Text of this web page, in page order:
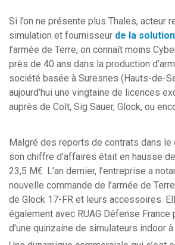
Si l’on ne présente plus Thales, acteur
simulation et fournisseur de la solution
l’armée de Terre, on connaît moins
près de 40 ans dans la production
société basée à Suresnes (Hauts-de-
aujourd’hui une vingtaine de licences
auprès de Colt, Sig Sauer, Glock, ou
Malgré des reports de contrats dans le
son chiffre d’affaires était en hausse
23,5 M€. L’an dernier, l’entreprise a
nouvelle commande de l’armée de
de Glock 17-FR et leurs accessoires.
également avec RUAG Défense France
d’une quinzaine de simulateurs indoor